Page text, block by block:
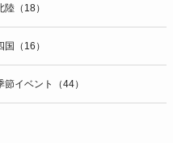
陸（18）
国（16）
節イベント（44）